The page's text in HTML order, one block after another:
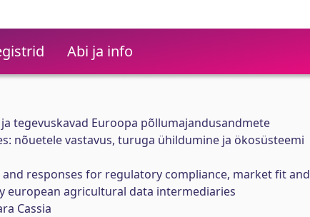
Abi ja info
tegevuskavad Euroopa põllumajandusandmete
nõuetele vastavus, turuga ühildumine ja ökosüsteemi
responses for regulatory compliance, market fit and
european agricultural data intermediaries
Cassia